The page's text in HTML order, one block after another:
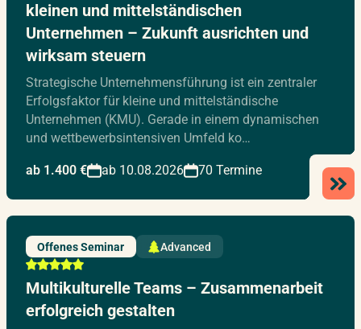
kleinen und mittelständischen
Unternehmen – Zukunft ausrichten und
wirksam steuern
Strategische Unternehmensführung ist ein zentraler
Erfolgsfaktor für kleine und mittelständische
Unternehmen (KMU). Gerade in einem dynamischen
und wettbewerbsintensiven Umfeld ko…
ab 1.400 € ab 10.08.2026 70 Termine
Offenes Seminar Advanced
Multikulturelle Teams – Zusammenarbeit
erfolgreich gestalten